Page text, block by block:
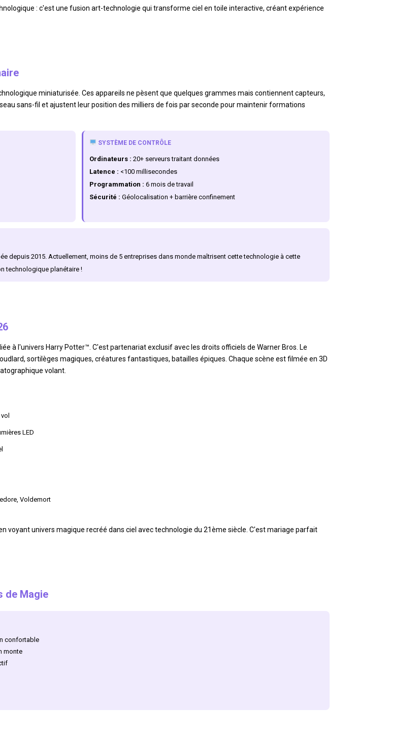
: c'est une fusion art-technologie qui transforme ciel en toile interactive, créant expérience
miniaturisée. Ces appareils ne pèsent que quelques grammes mais contiennent capteurs,
sans-fil et ajustent leur position des milliers de fois par seconde pour maintenir formations
SYSTÈME DE CONTRÔLE
Ordinateurs : 20+ serveurs traitant données
Latence : <100 millisecondes
Programmation : 6 mois de travail
Sécurité : Géolocalisation + barrière confinement
depuis 2015. Actuellement, moins de 5 entreprises dans monde maîtrisent cette technologie à cette
technologique planétaire !
à l'univers Harry Potter™. C'est partenariat exclusif avec les droits officiels de Warner Bros. Le
sortilèges magiques, créatures fantastiques, batailles épiques. Chaque scène est filmée en 3D
volant.
LED
Voldemort
voyant univers magique recréé dans ciel avec technologie du 21ème siècle. C'est mariage parfait
de Magie
confortable
monte